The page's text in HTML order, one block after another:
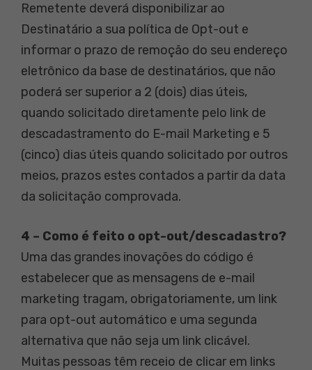
Remetente deverá disponibilizar ao
Destinatário a sua política de Opt-out e
informar o prazo de remoção do seu endereço
eletrônico da base de destinatários, que não
poderá ser superior a 2 (dois) dias úteis,
quando solicitado diretamente pelo link de
descadastramento do E-mail Marketing e 5
(cinco) dias úteis quando solicitado por outros
meios, prazos estes contados a partir da data
da solicitação comprovada.
4 – Como é feito o opt-out/descadastro?
Uma das grandes inovações do código é
estabelecer que as mensagens de e-mail
marketing tragam, obrigatoriamente, um link
para opt-out automático e uma segunda
alternativa que não seja um link clicável.
Muitas pessoas têm receio de clicar em links